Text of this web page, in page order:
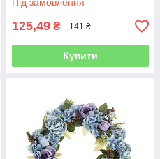
125,49 ₴ 141 ₴
Купити